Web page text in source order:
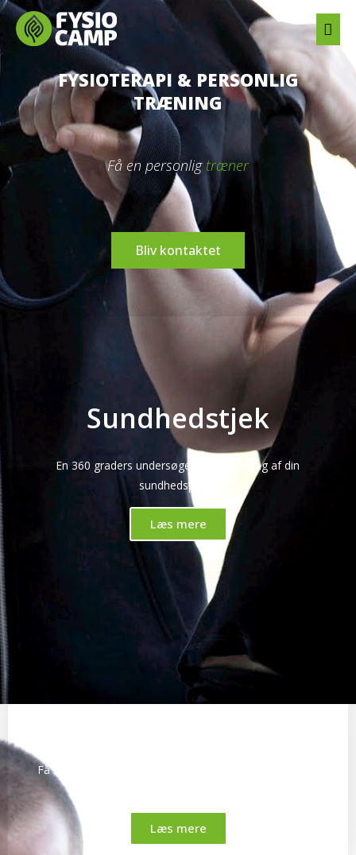
Gå
indholdet
FYSIOTERAPI & PERSONLIG
TRÆNING
Få en personligtræn
Bliv kontaktet
Sundhedstjek
En 360 graders undersøgelse & forklaring af din
sundhedsprofil.
Læs mere
Få et værdifuldt indblik i din unikke tarmprofil & den helt
Læs mere